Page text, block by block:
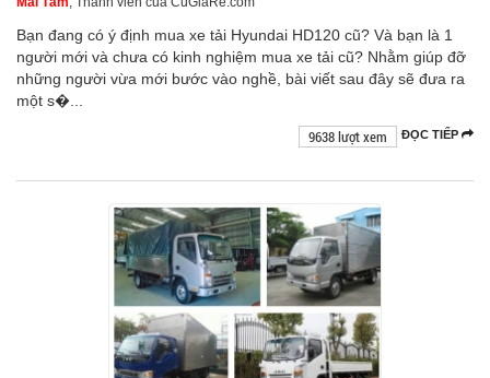
Bạn đang có ý định mua xe tải Hyundai HD120 cũ? Và bạn là 1
người mới và chưa có kinh nghiệm mua xe tải cũ? Nhằm giúp đỡ
những người vừa mới bước vào nghề, bài viết sau đây sẽ đưa ra
một s�...
ĐỌC TIẾP
9638 lượt xem